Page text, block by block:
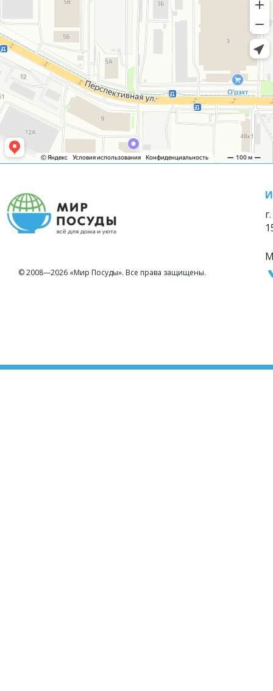
© 2008—2026 «Мир Посуды». Все права защищены.